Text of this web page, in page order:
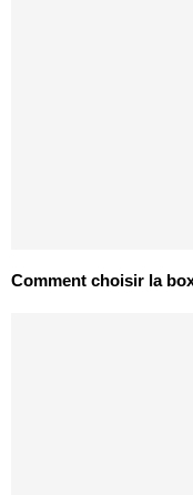
Comment choisir la